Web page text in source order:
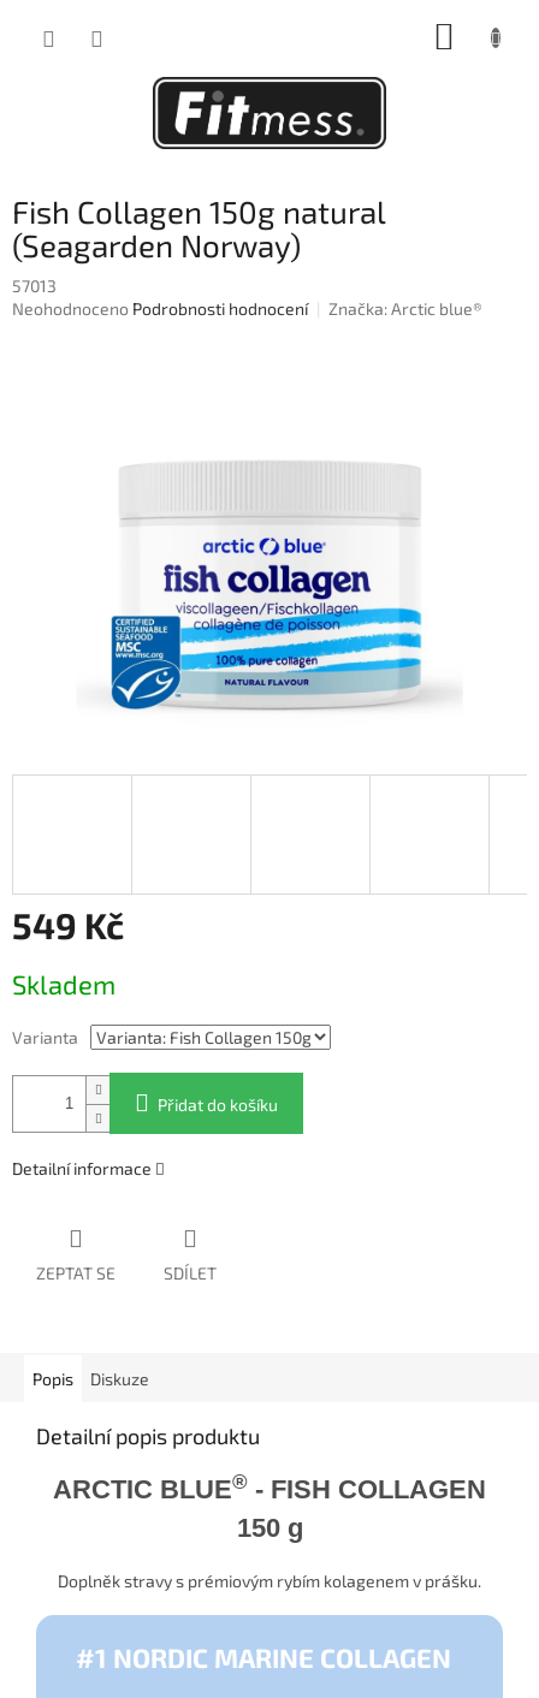
Fish Collagen 150g natural
(Seagarden Norway)
57013
Průměrné
Neohodnoceno Podrobnosti hodnocení Značka:Arctic blue®
549 Kč
cena:
Skladem
Varianta
Přidat do košíku
Detailní informace
ZEPTAT SE SDÍLET
Popis Diskuze
Detailní popis produktu
ARCTIC BLUE® - FISH COLLAGEN
150 g
Doplněk stravy s prémiovým rybím kolagenem v prášku.
#1 NORDIC MARINE COLLAGEN